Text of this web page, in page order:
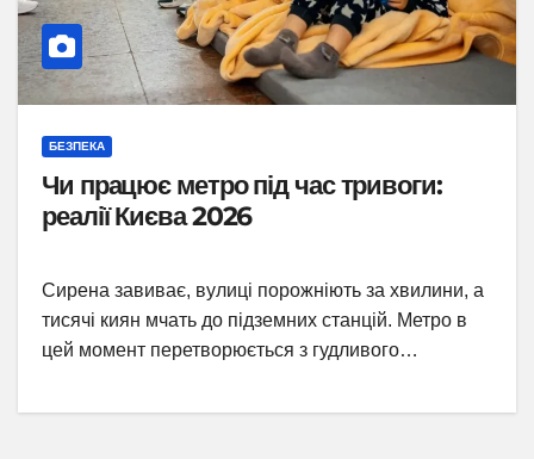
БЕЗПЕКА
Чи працює метро під час тривоги:
реалії Києва 2026
Сирена завиває, вулиці порожніють за хвилини, а
тисячі киян мчать до підземних станцій. Метро в
цей момент перетворюється з гудливого…